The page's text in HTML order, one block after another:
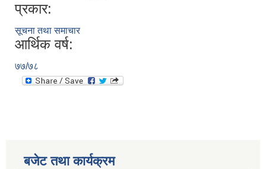
प्रकार:
सूचना तथा समाचार
आर्थिक वर्ष:
७७/७८
बजेट तथा कार्यक्रम